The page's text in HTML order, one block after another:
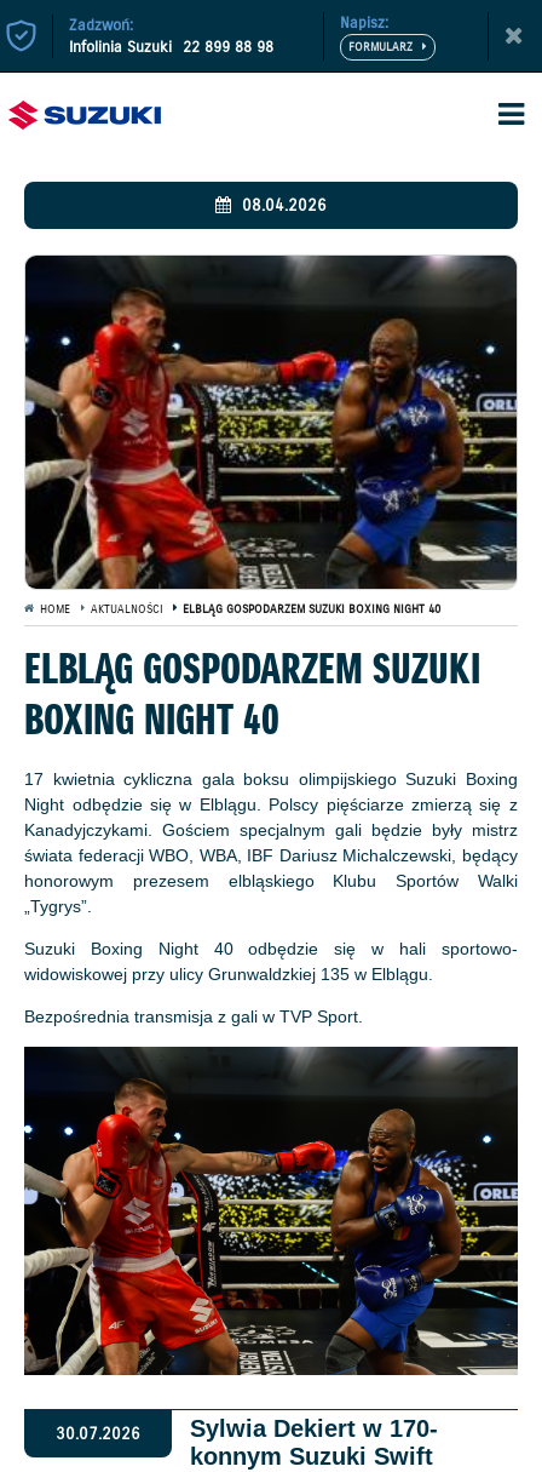
Zadzwoń:
Infolinia Suzuki 22 899 88 98
Napisz:
08.04.2026
HOME AKTUALNOŚCI ELBLĄG GOSPODARZEM SUZUKI BOXING NIGHT 40
ELBLĄG GOSPODARZEM SUZUKI
BOXING NIGHT 40
17 kwietnia cykliczna gala boksu olimpijskiego Suzuki Boxing
Night odbędzie się w Elblągu. Polscy pięściarze zmierzą się z
Kanadyjczykami. Gościem specjalnym gali będzie były mistrz
świata federacji WBO, WBA, IBF Dariusz Michalczewski, będący
honorowym prezesem elbląskiego Klubu Sportów Walki
„Tygrys”.
Suzuki Boxing Night 40 odbędzie się w hali sportowo-
widowiskowej przy ulicy Grunwaldzkiej 135 w Elblągu.
Bezpośrednia transmisja z gali w TVP Sport.
30.07.2026
Sylwia Dekiert w 170-
konnym Suzuki Swift